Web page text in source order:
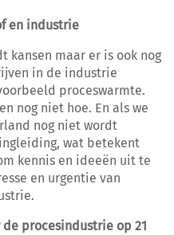
en industrie
kansen maar er is ook nog
in de industrie
proceswarmte.
nog niet hoe. En als we
nog niet wordt
wat betekent
kennis en ideeën uit te
en urgentie van
procesindustrie op 21